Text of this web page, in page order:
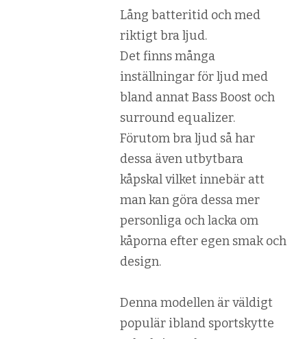
Lång batteritid och med
riktigt bra ljud.
Det finns många
inställningar för ljud med
bland annat Bass Boost och
surround equalizer.
Förutom bra ljud så har
dessa även utbytbara
kåpskal vilket innebär att
man kan göra dessa mer
personliga och lacka om
kåporna efter egen smak och
design.
Denna modellen är väldigt
populär ibland sportskytte